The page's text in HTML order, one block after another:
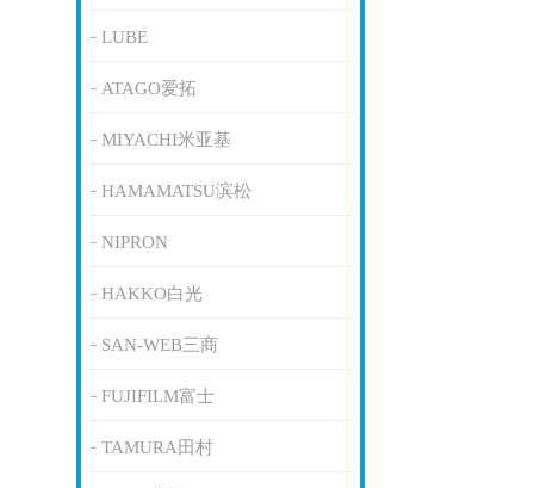
LUBE
ATAGO爱拓
MIYACHI米亚基
HAMAMATSU滨松
NIPRON
HAKKO白光
SAN-WEB三商
FUJIFILM富士
TAMURA田村